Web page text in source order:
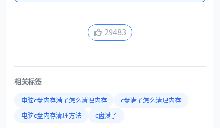
29483
相关标签
电脑c盘内存满了怎么清理内存
c盘满了怎么清理内存
电脑c盘内存清理方法
c盘满了